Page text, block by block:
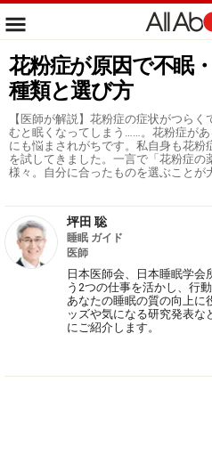
花粉症が原因で不眠
種類と選び方
【医師が解説】花粉症の症状がつら
むと眠くなってしまう……。花粉症が
にも悩まされがちです。私自身も花
を試してきました。一言で「花粉症の
様々。自分に合ったものを選ぶことが
坪田 聡
睡眠 ガイド
医師
日本医師会、日本睡眠学
う2つの仕事を活かし、行
あなたの睡眠の質の向上に
ッズや気になる研究発表な
にご紹介します。